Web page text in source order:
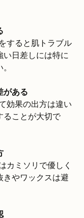
い日差しには特に
がある
ることが大切で
きやワックスは避